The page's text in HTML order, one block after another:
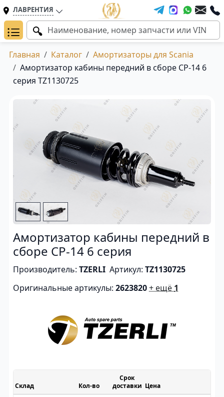
ЛАВРЕНТИЯ
Главная Каталог
Амортизаторы для Scania
Амортизатор кабины передний в сборе CP-14 6
серия TZ1130725
Амортизатор кабины передний в
сборе CP-14 6 серия
Производитель: TZERLI Артикул: TZ1130725
Оригинальные артикулы: 2623820+ ещё 1
Склад
Срок
доставки Цена